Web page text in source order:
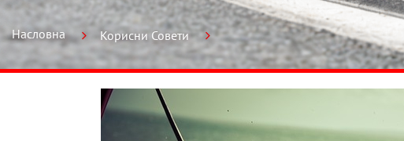
Насловна Корисни Совети